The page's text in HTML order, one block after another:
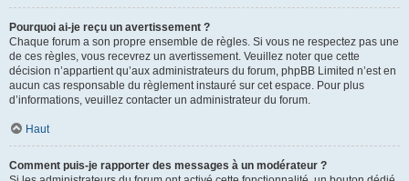
Pourquoi ai-je reçu un avertissement ?
Chaque forum a son propre ensemble de règles. Si vous ne respectez pas une
de ces règles, vous recevrez un avertissement. Veuillez noter que cette
décision n’appartient qu’aux administrateurs du forum, phpBB Limited n’est en
aucun cas responsable du règlement instauré sur cet espace. Pour plus
d’informations, veuillez contacter un administrateur du forum.
Haut
Comment puis-je rapporter des messages à un modérateur ?